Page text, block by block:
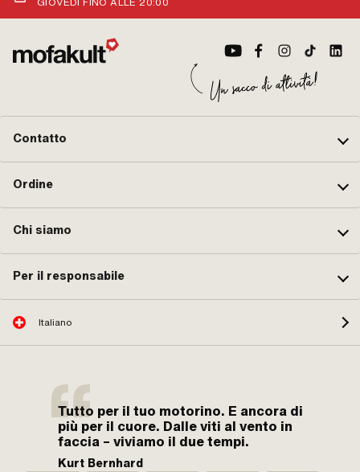
Contatto
Ordine
Chi siamo
Per il responsabile
Italiano
Tutto per il tuo motorino. E ancora di
più per il cuore. Dalle viti al vento in
faccia – viviamo il due tempi.
Kurt Bernhard